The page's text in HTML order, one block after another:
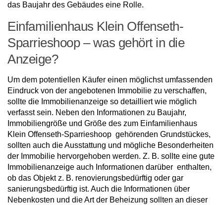
das Baujahr des Gebäudes eine Rolle.
Einfamilienhaus Klein Offenseth-
Sparrieshoop – was gehört in die
Anzeige?
Um dem potentiellen Käufer einen möglichst umfassenden
Eindruck von der angebotenen Immobilie zu verschaffen,
sollte die Immobilienanzeige so detailliert wie möglich
verfasst sein. Neben den Informationen zu Baujahr,
Immobiliengröße und Größe des zum Einfamilienhaus
Klein Offenseth-Sparrieshoop gehörenden Grundstückes,
sollten auch die Ausstattung und mögliche Besonderheiten
der Immobilie hervorgehoben werden. Z. B. sollte eine gute
Immobilienanzeige auch Informationen darüber enthalten,
ob das Objekt z. B. renovierungsbedürftig oder gar
sanierungsbedürftig ist. Auch die Informationen über
Nebenkosten und die Art der Beheizung sollten an dieser